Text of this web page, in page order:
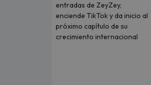
entradas de ZeyZey,
enciende TikTok y da inicio al
próximo capítulo de su
crecimiento internacional